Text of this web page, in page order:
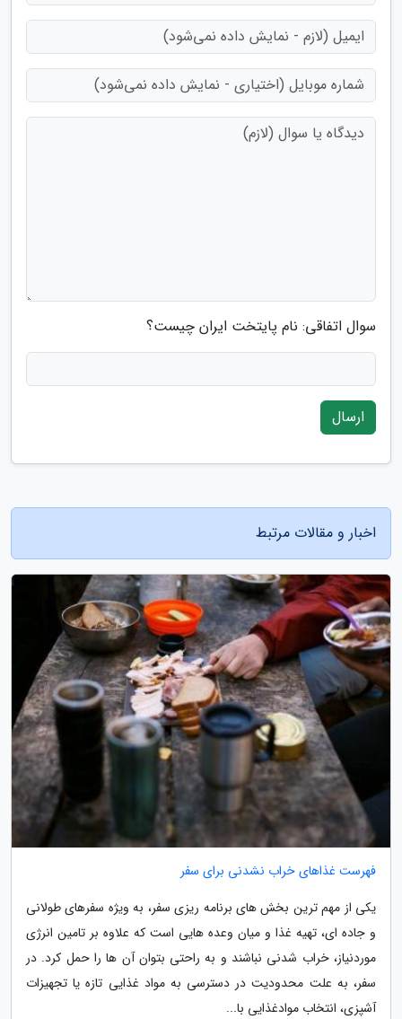
سوال اتفاقی: نام پایتخت ایران چیست؟
ارسال
اخبار و مقالات مرتبط
فهرست غذاهای خراب نشدنی برای سفر
یکی از مهم ترین بخش های برنامه ریزی سفر، به ویژه سفرهای طولانی
و جاده ای، تهیه غذا و میان وعده هایی است که علاوه بر تامین انرژی
موردنیاز، خراب شدنی نباشند و به راحتی بتوان آن ها را حمل کرد. در
سفر، به علت محدودیت در دسترسی به مواد غذایی تازه یا تجهیزات
آشپزی، انتخاب موادغذایی با...